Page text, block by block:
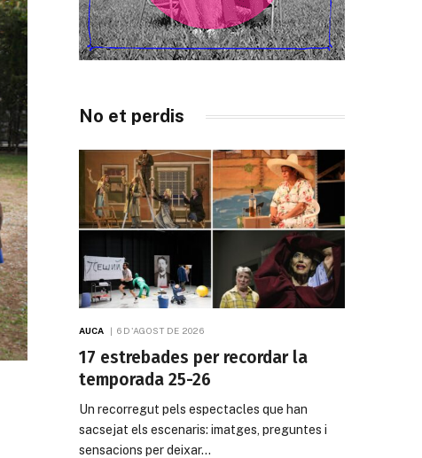
No et perdis
AUCA 6 D'AGOST DE 2026
17 estrebades per recordar la
temporada 25-26
Un recorregut pels espectacles que han
sacsejat els escenaris: imatges, preguntes i
sensacions per deixar…